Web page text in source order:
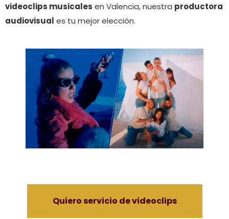
videoclips musicales en Valencia, nuestra productora
audiovisual es tu mejor elección.
Quiero servicio de videoclips